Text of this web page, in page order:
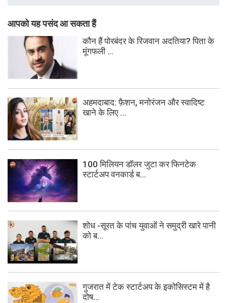
आपको यह पसंद आ सकता हैं
कौन हैं पोरबंदर के रिजवान अदतिया? पिता के
मूंगफली ...
अहमदाबाद: फ़ैशन, मनोरंजन और स्वादिष्ट
खाने के लिए ...
100 मिलियन डॉलर जुटा कर फिनटेक
स्टार्टअप वनकार्ड ब...
शोध -सूरत के पांच युवाओं ने समुद्री खारे पानी
को ब...
गुजरात में टेक स्टार्टअप के इकोसिस्टम में है
दोष...